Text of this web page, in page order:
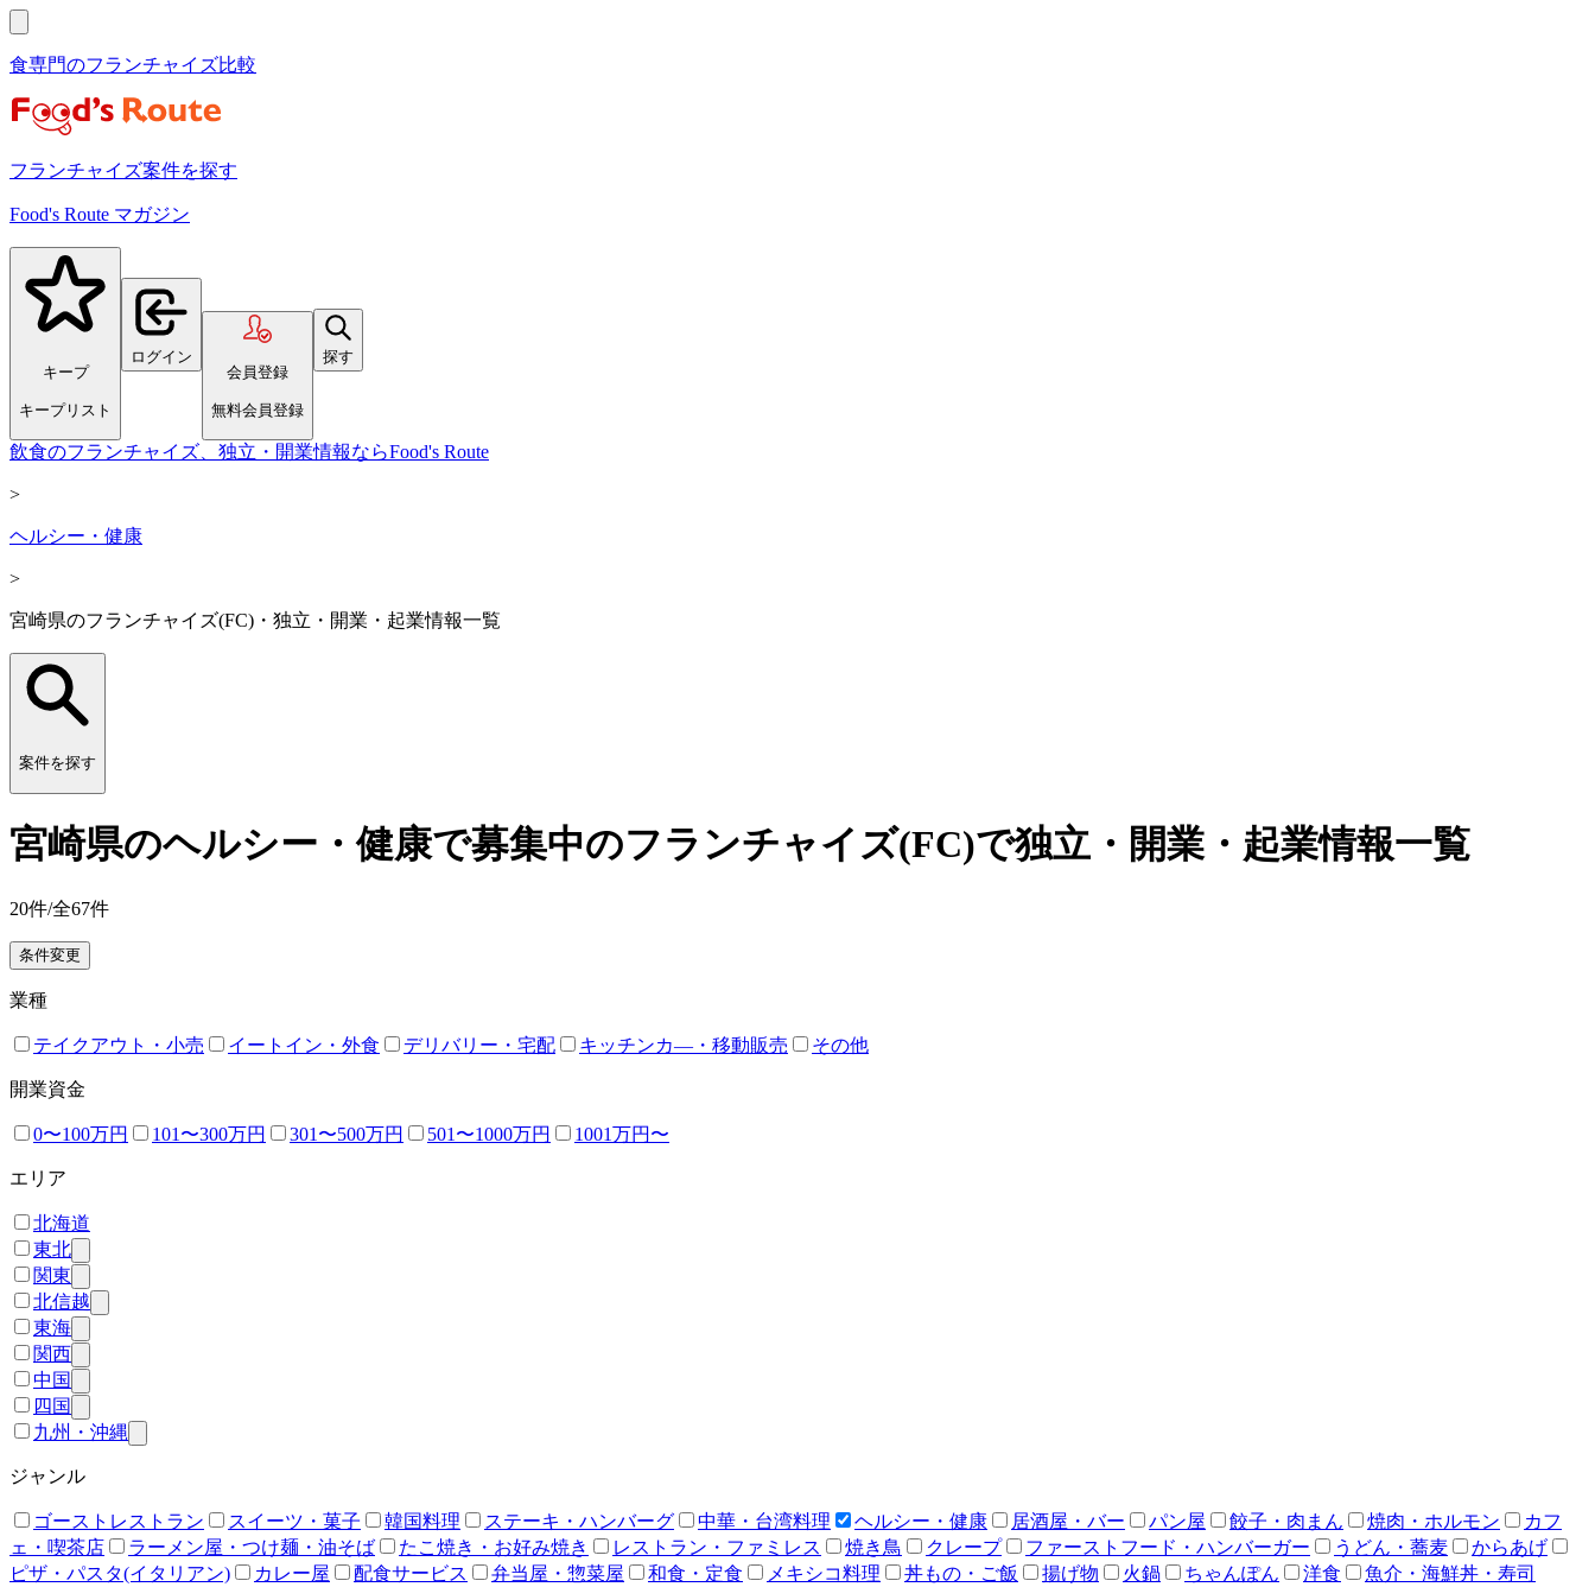
食専門のフランチャイズ比較
フランチャイズ案件を探す
Food's Route マガジン
キープ
キープリスト
ログイン
会員登録
無料会員登録
探す
飲食のフランチャイズ、独立・開業情報ならFood's Route
>
ヘルシー・健康
>
宮崎県のフランチャイズ(FC)・独立・開業・起業情報一覧
案件を探す
宮崎県のヘルシー・健康で募集中のフランチャイズ(FC)で独立・開業・起業情報一覧
20件/全67件
条件変更
業種
テイクアウト・小売 イートイン・外食 デリバリー・宅配 キッチンカ―・移動販売 その他
開業資金
0〜100万円 101〜300万円 301〜500万円 501〜1000万円 1001万円〜
エリア
北海道
東北
関東
北信越
東海
関西
中国
四国
九州・沖縄
ジャンル
ゴーストレストラン スイーツ・菓子 韓国料理 ステーキ・ハンバーグ 中華・台湾料理 ヘルシー・健康 居酒屋・バー パン屋 餃子・肉まん 焼肉・ホルモン
カフ
ェ・喫茶店
ラーメン屋・つけ麺・油そば たこ焼き・お好み焼き レストラン・ファミレス 焼き鳥 クレープ ファーストフード・ハンバーガー うどん・蕎麦
からあげ
ピザ・パスタ(イタリアン)
カレー屋 配食サービス 弁当屋・惣菜屋 和食・定食 メキシコ料理 丼もの・ご飯 揚げ物 火鍋 ちゃんぽん 洋食 魚介・海鮮丼・寿司